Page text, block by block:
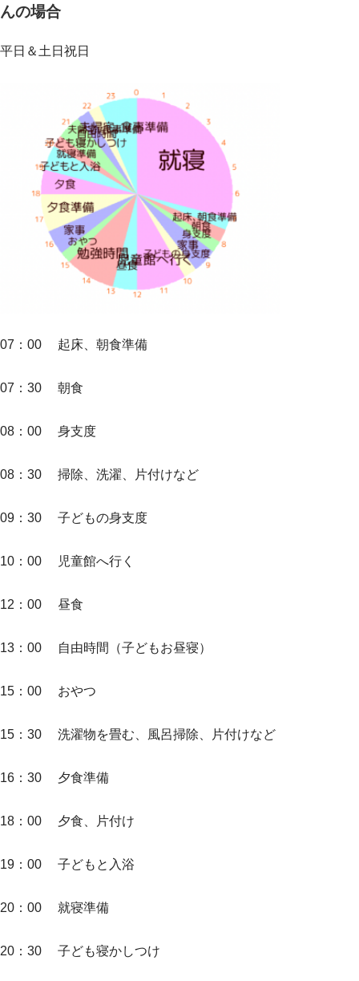
んの場合
平日＆土日祝日
07：00 起床、朝食準備
07：30 朝食
08：00 身支度
08：30 掃除、洗濯、片付けなど
09：30 子どもの身支度
10：00 児童館へ行く
12：00 昼食
13：00 自由時間（子どもお昼寝）
15：00 おやつ
15：30 洗濯物を畳む、風呂掃除、片付けなど
16：30 夕食準備
18：00 夕食、片付け
19：00 子どもと入浴
20：00 就寝準備
20：30 子ども寝かしつけ